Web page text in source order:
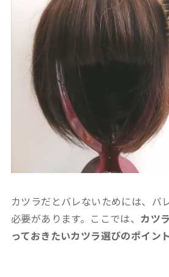
カツラだとバレないためには、バ
必要があります。ここでは、 カツ
っておきたいカツラ選びのポイン